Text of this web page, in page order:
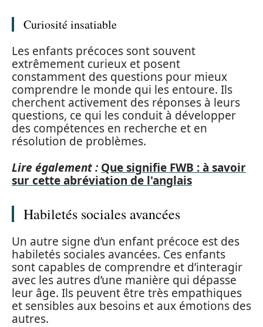
Curiosité insatiable
Les enfants précoces sont souvent
extrêmement curieux et posent
constamment des questions pour mieux
comprendre le monde qui les entoure. Ils
cherchent activement des réponses à leurs
questions, ce qui les conduit à développer
des compétences en recherche et en
résolution de problèmes.
Lire également : Que signifie FWB : à savoir
sur cette abréviation de l'anglais
Habiletés sociales avancées
Un autre signe d’un enfant précoce est des
habiletés sociales avancées. Ces enfants
sont capables de comprendre et d’interagir
avec les autres d’une manière qui dépasse
leur âge. Ils peuvent être très empathiques
et sensibles aux besoins et aux émotions des
autres.